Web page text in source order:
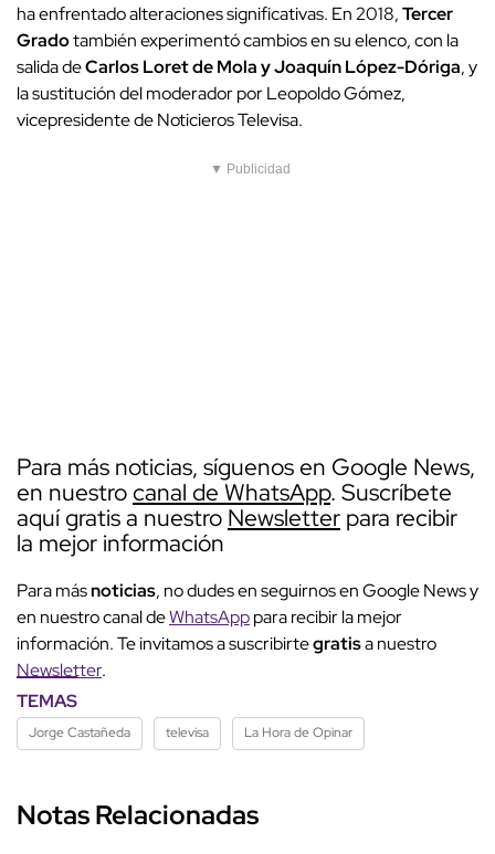
ha enfrentado alteraciones significativas. En 2018,Tercer
Gradotambién experimentó cambios en su elenco, con la
salida deCarlos Loret de Mola y Joaquín López-Dóriga, y
la sustitución del moderador por Leopoldo Gómez,
vicepresidente de Noticieros Televisa.
▼ Publicidad
Para más noticias, síguenos en Google News,
en nuestrocanal de WhatsApp. Suscríbete
aquí gratis a nuestro Newsletter para recibir
la mejor información
Para másnoticias, no dudes en seguirnos en Google News y
en nuestro canal deWhatsApppara recibir la mejor
información. Te invitamos a suscribirtegratisa nuestro
Newsletter.
TEMAS
Jorge Castañeda televisa La Hora de Opinar
Notas Relacionadas